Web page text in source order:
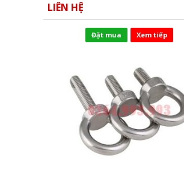
LIÊN HỆ
Đặt mua Xem tiếp